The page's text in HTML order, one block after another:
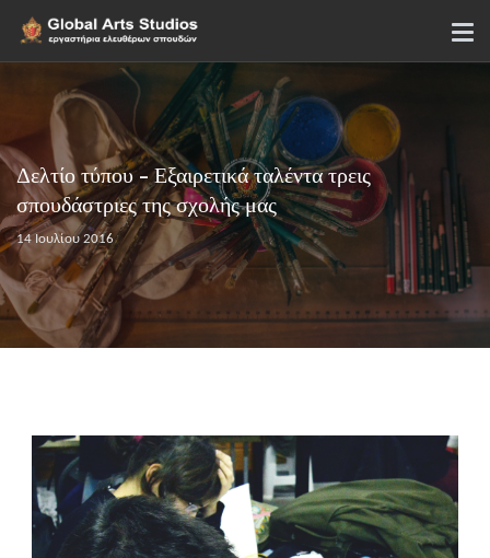
Δελτίο τύπου - Εξαιρετικά ταλέντα τρεις
σπουδάστριες της σχολής μας
14 Ιουλίου 2016